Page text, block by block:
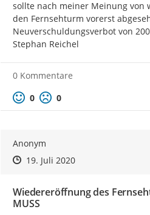
sollte nach meiner Meinung von
den Fernsehturm vorerst
Neuverschuldungsverbot von
Stephan Reichel
0 Kommentare
Positive Bewertung
0 Negative Bewertung
0
Anonym
Zeitpunkt des Erstellens
Zeitpunkt des Erstellens
19. Juli 2020Zur Äußerung
Wiedereröffnung des
MUSS